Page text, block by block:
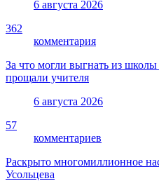
6 августа 2026
362
комментария
За что могли выгнать из
прощали учителя
6 августа 2026
57
комментариев
Раскрыто многомиллионное
Усольцева